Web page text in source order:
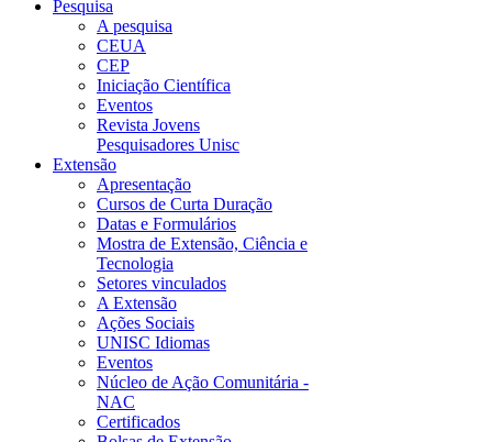
Pesquisa
A pesquisa
CEUA
CEP
Iniciação Científica
Eventos
Revista Jovens
Pesquisadores Unisc
Extensão
Apresentação
Cursos de Curta Duração
Datas e Formulários
Mostra de Extensão, Ciência e
Tecnologia
Setores vinculados
A Extensão
Ações Sociais
UNISC Idiomas
Eventos
Núcleo de Ação Comunitária -
NAC
Certificados